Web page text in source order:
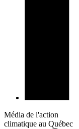
Média de l'action
climatique au Québec